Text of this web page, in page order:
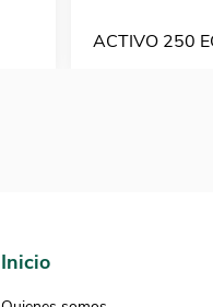
ACTIVO 250
Inicio